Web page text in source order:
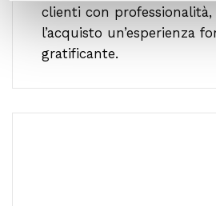
clienti con
l’acquisto un’esperienza
gratificante.